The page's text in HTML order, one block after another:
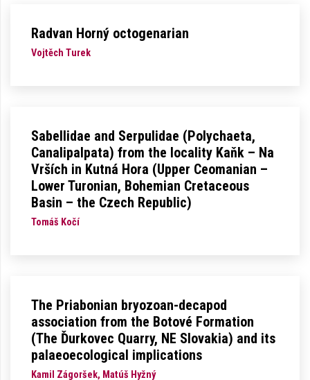
Radvan Horný octogenarian
Vojtěch Turek
Sabellidae and Serpulidae (Polychaeta,
Canalipalpata) from the locality Kaňk – Na
Vrších in Kutná Hora (Upper Ceomanian –
Lower Turonian, Bohemian Cretaceous
Basin – the Czech Republic)
Tomáš Kočí
The Priabonian bryozoan-decapod
association from the Botové Formation
(The Ďurkovec Quarry, NE Slovakia) and its
palaeoecological implications
Kamil Zágoršek, Matúš Hyžný